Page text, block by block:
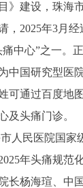
》建设，珠海
，2025年3月
中心”之一。
中国研究型医
可通过百度地
及头痛门诊。
人民医院国家
年头痛规范
长杨海瑄、中